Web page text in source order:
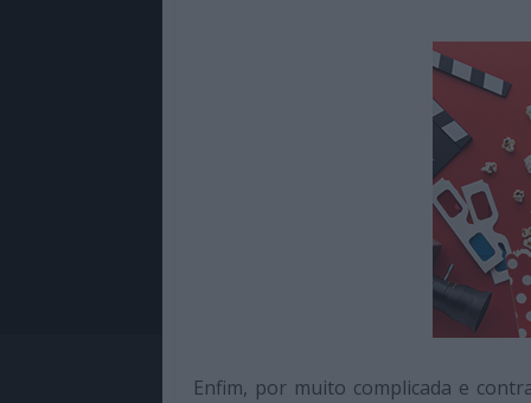
Enfim, por muito complicada e